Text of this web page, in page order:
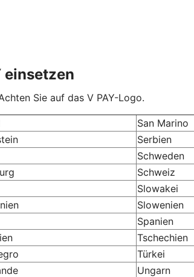
einsetzen
Sie auf das V PAY-Logo.
San Marino
Serbien
Schweden
Schweiz
Slowakei
Slowenien
Spanien
Tschechien
Türkei
Ungarn